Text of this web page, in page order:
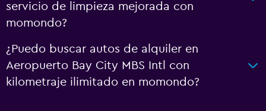
servicio de limpieza mejorada con
momondo?
¿Puedo buscar autos de alquiler en
Aeropuerto Bay City MBS Intl con
kilometraje ilimitado en momondo?